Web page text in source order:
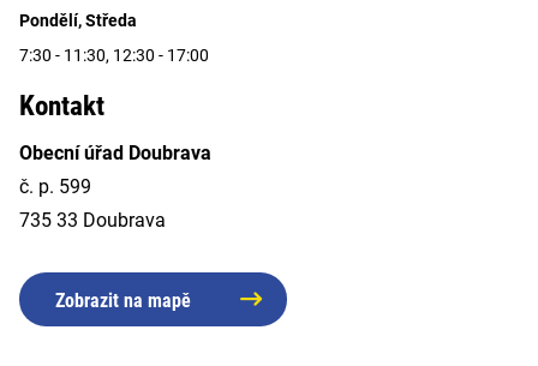
Pondělí, Středa
7:30 - 11:30, 12:30 - 17:00
Kontakt
Obecní úřad Doubrava
č. p. 599
735 33 Doubrava
Zobrazit na mapě